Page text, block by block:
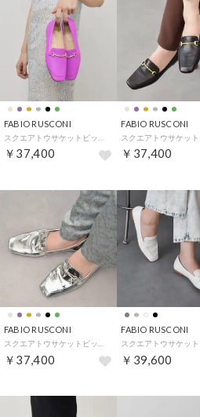
FABIO RUSCONI
￥37,400
FABIO RUSCONI
￥37,400
FABIO RUSCONI
￥37,400
FABIO RUSCONI
￥39,600